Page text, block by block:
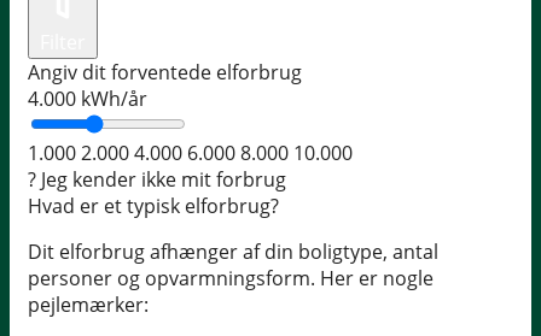
Angiv dit forventede elforbrug
4.000 kWh/år
1.0002.0004.000 6.0008.000 10.000
? Jeg kender ikke mit forbrug
Hvad er et typisk elforbrug?
Dit elforbrug afhænger af din boligtype, antal
personer og opvarmningsform. Her er nogle
pejlemærker: